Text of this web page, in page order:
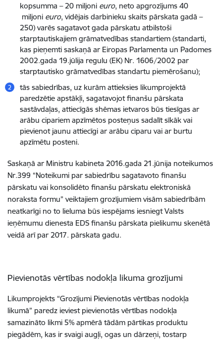
kopsumma – 20 miljoni euro, neto apgrozījums 40
miljoni euro, vidējais darbinieku skaits pārskata gadā –
250) varēs sagatavot gada pārskatu atbilstoši
starptautiskajiem grāmatvedības standartiem (standarti,
kas pieņemti saskaņā ar Eiropas Parlamenta un Padomes
2002.gada 19.jūlija regulu (EK) Nr. 1606/2002 par
starptautisko grāmatvedības standartu piemērošanu);
tās sabiedrības, uz kurām attieksies likumprojektā
paredzētie apstākļi, sagatavojot finanšu pārskata
sastāvdaļas, attiecīgās shēmas ietvaros būs tiesīgas ar
arābu cipariem apzīmētos posteņus sadalīt sīkāk vai
pievienot jaunu attiecīgi ar arābu ciparu vai ar burtu
apzīmētu posteni.
Saskaņā ar Ministru kabineta 2016.gada 21.jūnija noteikumos
Nr.399 “Noteikumi par sabiedrību sagatavoto finanšu
pārskatu vai konsolidēto finanšu pārskatu elektroniskā
noraksta formu” veiktajiem grozījumiem visām sabiedrībām
neatkarīgi no to lieluma būs iespējams iesniegt Valsts
ieņēmumu dienesta EDS finanšu pārskata pielikumu skenētā
veidā arī par 2017. pārskata gadu.
Pievienotās vērtības nodokļa likuma grozījumi
Likumprojekts “Grozījumi Pievienotās vērtības nodokļa
likumā” paredz ieviest pievienotās vērtības nodokļa
samazināto likmi 5% apmērā tādām pārtikas produktu
piegādēm, kas ir svaigi augļi, ogas un dārzeņi, tostarp